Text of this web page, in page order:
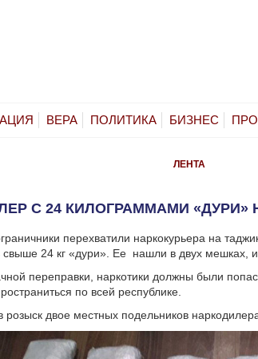
ВЕРА ПОЛИТИКА БИЗНЕС
ЛЕНТА
С 24 КИЛОГРАММАМИ
перехватили наркокурьера на
свыше 24 кг «дури». Ее нашли в двух мешках,
переправки, наркотики должны были
по всей республике.
двое местных подельников